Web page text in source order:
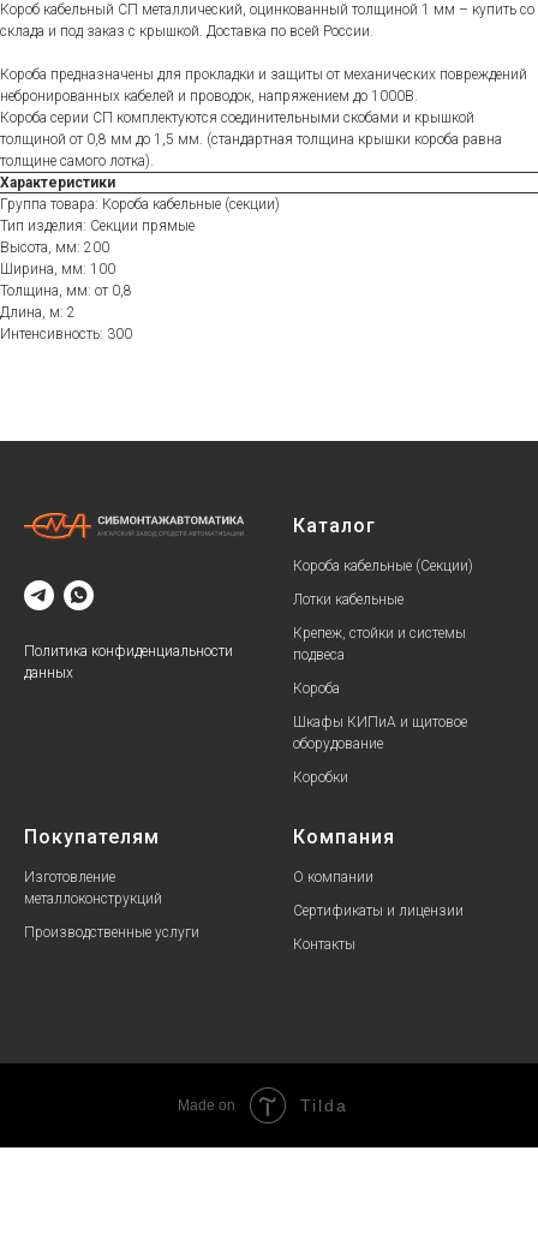
Короб кабельный СП металлический, оцинкованный толщиной 1 мм – купить со
склада и под заказ с крышкой. Доставка по всей России.
Короба предназначены для прокладки и защиты от механических повреждений
небронированных кабелей и проводок, напряжением до 1000В.
Короба серии СП комплектуются соединительными скобами и крышкой
толщиной от 0,8 мм до 1,5 мм. (стандартная толщина крышки короба равна
толщине самого лотка).
Характеристики
Группа товара: Короба кабельные (секции)
Тип изделия: Секции прямые
Высота, мм: 200
Ширина, мм: 100
Толщина, мм: от 0,8
Длина, м: 2
Интенсивность: 300
Политика конфиденциальности
данных
Каталог
Короба кабельные (Секции)
Лотки кабельные
Крепеж, стойки и системы
подвеса
Короба
Шкафы КИПиА и щитовое
оборудование
Коробки
Покупателям
Изготовление
металлоконструкций
Производственные услуги
Компания
О компании
Сертификаты и лицензии
Контакты
Made on Tilda